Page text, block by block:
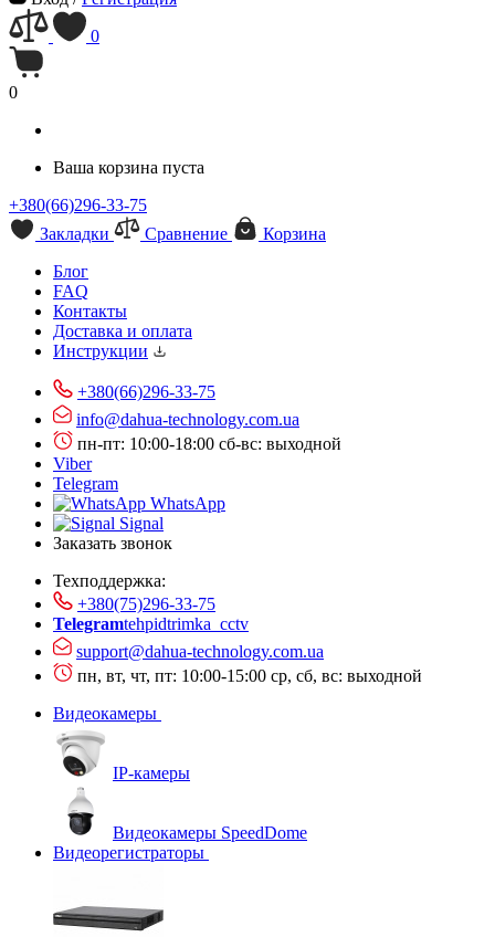
0
0
Ваша корзина пуста
+380(66)296-33-75
Закладки
Сравнение
Корзина
Блог
FAQ
Контакты
Доставка и оплата
Инструкции
+380(66)296-33-75
info@dahua-technology.com.ua
пн-пт: 10:00-18:00 сб-вс: выходной
Viber
Telegram
WhatsApp
Signal
Заказать звонок
Техподдержка:
+380(75)296-33-75
Telegramtehpidtrimka_cctv
support@dahua-technology.com.ua
пн, вт, чт, пт: 10:00-15:00 ср, сб, вс: выходной
Видеокамеры
IP-камеры
Видеокамеры SpeedDome
Видеорегистраторы